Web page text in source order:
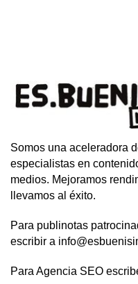
Somos una aceleradora
especialistas en
medios. Mejoramos
llevamos al éxito.
Para publinotas
escribir a
Para Agencia SEO